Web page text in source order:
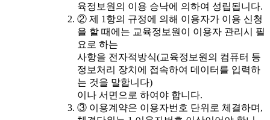
육정보원의 이용 승낙에 의하여 성립됩니다.
② 제 1항의 규정에 의해 이용자가 이용 신청
을 할 때에는 교육정보원이 이용자 관리시 필
요로 하는
사항을 전자적방식(교육정보원의 컴퓨터 등
정보처리 장치에 접속하여 데이터를 입력하
는 것을 말합니다)
이나 서면으로 하여야 합니다.
③ 이용계약은 이용자번호 단위로 체결하며,